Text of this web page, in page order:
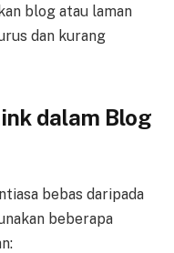
blog atau laman
dan kurang
dalam Blog
bebas daripada
beberapa